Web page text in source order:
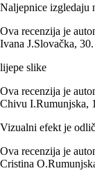
Naljepnice izgledaju
Ova recenzija je
Ivana J.Slovačka,
lijepe slike
Ova recenzija je
Chivu I.Rumunjska,
Vizualni efekt je
Ova recenzija je
Cristina O.